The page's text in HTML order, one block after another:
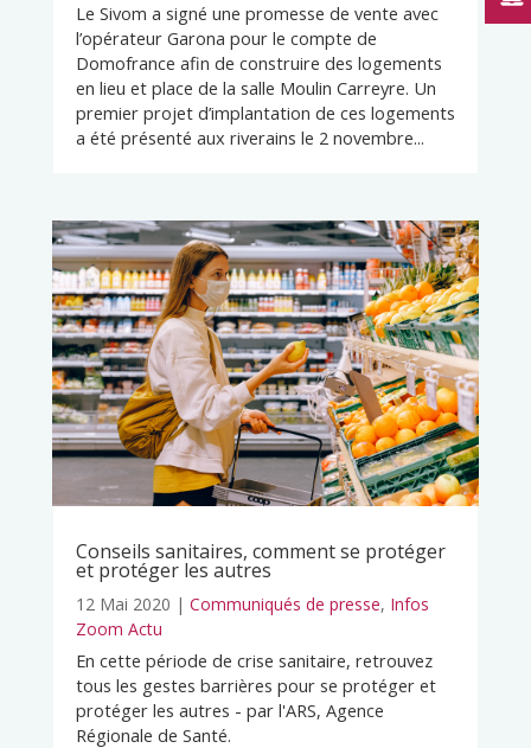
Le Sivom a signé une promesse de vente avec
l’opérateur Garona pour le compte de
Domofrance afin de construire des logements
en lieu et place de la salle Moulin Carreyre. Un
premier projet d’implantation de ces logements
a été présenté aux riverains le 2 novembre...
Conseils sanitaires, comment se protéger
et protéger les autres
12 Mai 2020 | Communiqués de presse, Infos
Zoom Actu
En cette période de crise sanitaire, retrouvez
tous les gestes barrières pour se protéger et
protéger les autres - par l'ARS, Agence
Régionale de Santé.